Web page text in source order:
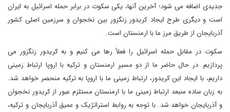
جدیدی اضافه می شود؛ آخرین آنها، یکی سکوت در برابر حمله اسرائیل به ایران
است و‌ دیگری طرح ایجاد کریدور زنگزور بین نخجوان و سرزمین اصلی کشور
آذربایجان از طریق مرز ما با ارمنستان است.
سکوت در مقابل حمله اسرائیل را فعلاً رها می کنیم و به کریدور زنگزور می
پردازیم. در حال حاضر ما از دو مسیرِ ارمنستان و ترکیه با اروپا ارتباط زمینی
داریم، با ایجاد این کریدور، ارتباط زمینی ما با اروپا به ترکیه منحصر خواهد شد.
به زبان ساده منبعد ارتباط زمینی ما با ارمنستان مستلزم عبور از کریدور نخجوان
و آذربایجان خواهد شد. با توجه به روابط استراتژیک و عمیق آذربایجان و ترکیه،